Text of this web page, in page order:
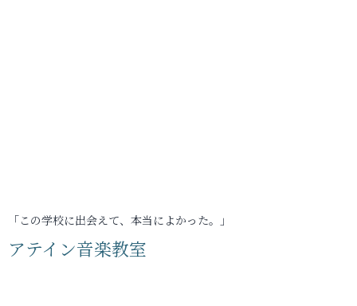
「この学校に出会えて、本当によかった。」
アテイン音楽教室